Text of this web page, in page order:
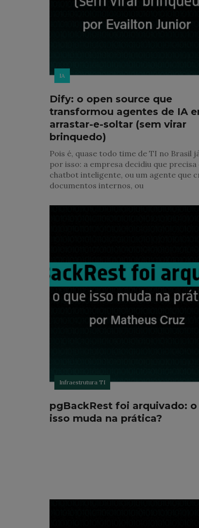
IA
Dify: o open source que
transformou agentes de IA
arrastar-e-soltar (sem virar
brinquedo)
Pois é, quase todo time de TI no Brasil
por isso: a empresa decidiu que precisa
chatbot inteligente, ou um agente que
documentos internos, ou
Infraestrutura TI
pgBackRest foi arquivado: o
isso muda na prática?